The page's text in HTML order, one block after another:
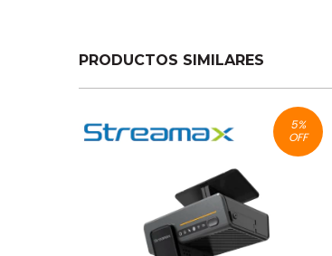
PRODUCTOS SIMILARES
5%
OFF